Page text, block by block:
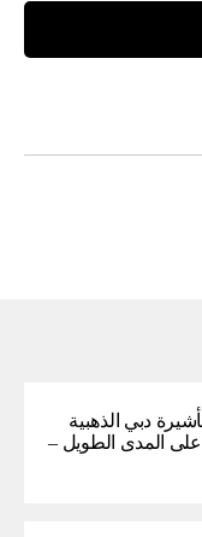
دبي الذهبية
على المدى الطويل –